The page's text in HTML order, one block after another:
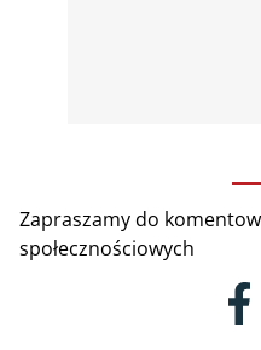
Zapraszamy do
społecznościowych